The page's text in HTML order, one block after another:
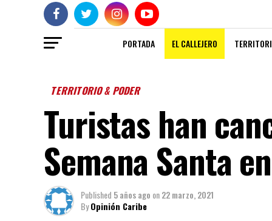
PORTADA EL CALLEJERO
TERRITORIO & PODER
Turistas han
Semana Santa
Published 5 años ago on22 marzo, 2021
ByOpinión Caribe